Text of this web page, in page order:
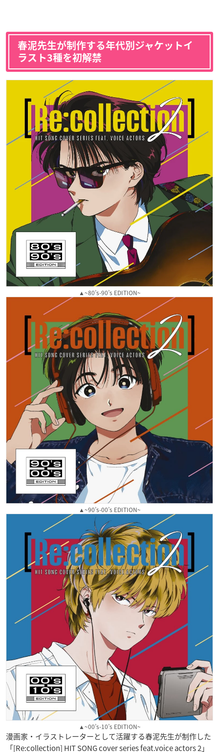
春泥先生が制作する年代別ジャケットイ
ラスト3種を初解禁
▲~80’s-90’s EDITION~
▲~90’s-00’s EDITION~
▲~00’s-10’s EDITION~
漫画家・イラストレーターとして活躍する春泥先生が制作した
「[Re:collection] HIT SONG cover series feat.voice actors 2」